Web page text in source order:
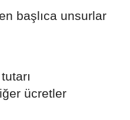
başlıca unsurlar
ücretler